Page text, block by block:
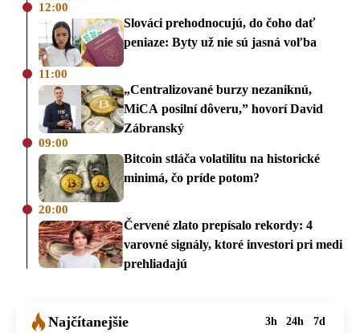
12:00
Slováci prehodnocujú, do čoho dať
peniaze: Byty už nie sú jasná voľba
11:00
„Centralizované burzy nezaniknú,
MiCA posilní dôveru,” hovorí David
Zábranský
09:00
Bitcoin stláča volatilitu na historické
minimá, čo príde potom?
20:00
Červené zlato prepísalo rekordy: 4
varovné signály, ktoré investori pri medi
prehliadajú
Najčítanejšie 3h 24h 7d